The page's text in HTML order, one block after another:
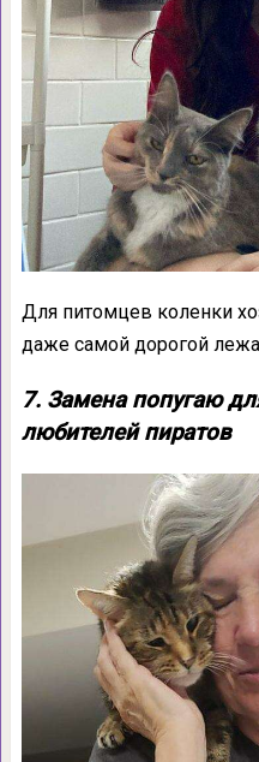
Для питомцев коленки
даже самой дорогой
7. Замена попугаю
любителей пиратов